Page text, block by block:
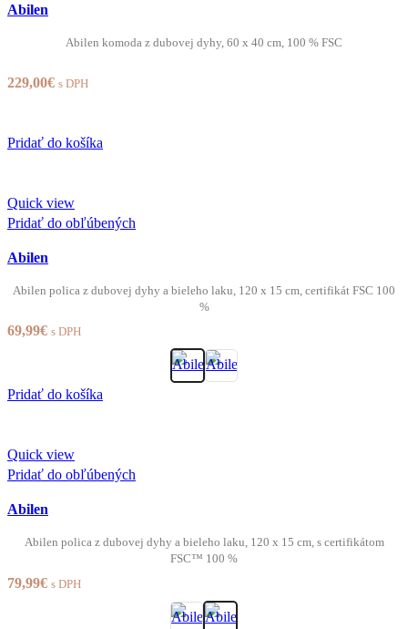
Abilen
Abilen komoda z dubovej dyhy, 60 x 40 cm, 100 % FSC
229,00€ s DPH
Pridať do košíka
Quick view
Pridať do obľúbených
Abilen
Abilen polica z dubovej dyhy a bieleho laku, 120 x 15 cm, certifikát FSC 100
%
69,99€ s DPH
Pridať do košíka
Quick view
Pridať do obľúbených
Abilen
Abilen polica z dubovej dyhy a bieleho laku, 120 x 15 cm, s certifikátom
FSC™ 100 %
79,99€ s DPH